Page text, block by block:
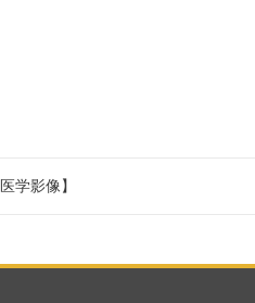
学影像】